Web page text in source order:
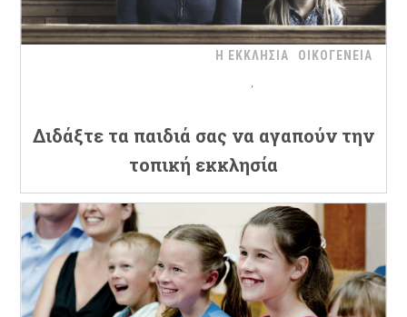
Η ΕΚΚΛΗΣΙΑ ΟΙΚΟΓΕΝΕΙΑ
Διδάξτε τα παιδιά σας να αγαπούν την
τοπική εκκλησία